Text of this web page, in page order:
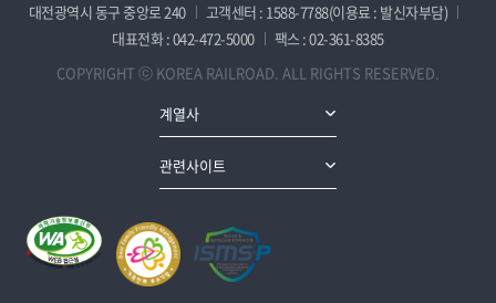
대전광역시 동구 중앙로 240
고객센터 : 1588-7788(이용료 : 발신자부담)
대표전화 : 042-472-5000
팩스 : 02-361-8385
COPYRIGHT ⓒ KOREA RAILROAD. ALL RIGHTS RESERVED.
계열사
관련사이트